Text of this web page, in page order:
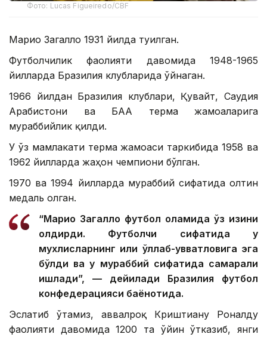
Фото: Lucas Figueiredo/CBF
Марио Загалло 1931 йилда туғилган.
Футболчилик фаолияти давомида 1948-1965
йилларда Бразилия клубларида ўйнаган.
1966 йилдан Бразилия клублари, Қувайт, Саудия
Арабистони ва БАА терма жамоаларига
мураббийлик қилди.
У ўз мамлакати терма жамоаси таркибида 1958 ва
1962 йилларда жаҳон чемпиони бўлган.
1970 ва 1994 йилларда мураббий сифатида олтин
медаль олган.
“Марио Загалло футбол оламида ўз изини
қолдирди. Футболчи сифатида у
мухлисларнинг илиқ қўллаб-қувватловига эга
бўлди ва у мураббий сифатида самарали
ишлади”, — дейилади Бразилия футбол
конфедерацияси баёнотида.
Эслатиб ўтамиз, аввалроқ Криштиану Роналду
фаолияти давомида 1200 та ўйин ўтказиб, янги